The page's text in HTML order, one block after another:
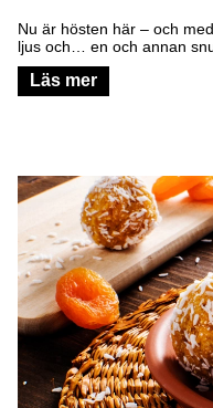
Nu är hösten här – och
ljus och… en och annan
Läs mer